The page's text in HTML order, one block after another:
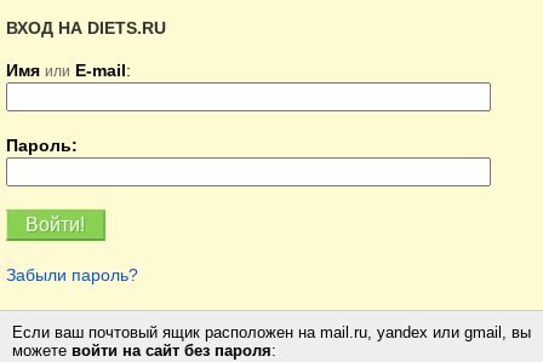
ВХОД НА DIETS.RU
Имя или E-mail:
Пароль:
Забыли пароль?
Если ваш почтовый ящик расположен на mail.ru, yandex или gmail, вы
можете войти на сайт без пароля: